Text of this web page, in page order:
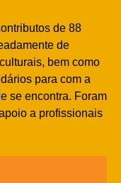
de 88
de
bem como
para com a
se encontra. Foram
a profissionais